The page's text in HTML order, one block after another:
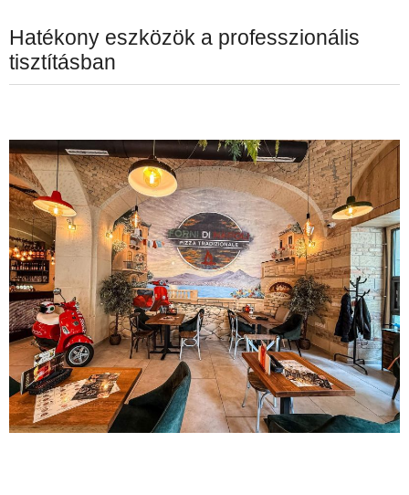
Hatékony eszközök a professzionális
tisztításban